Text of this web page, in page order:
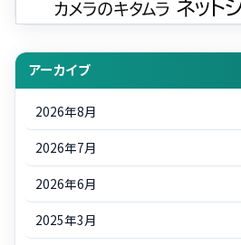
アーカイブ
2026年8月
2026年7月
2026年6月
2025年3月